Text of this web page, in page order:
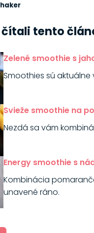
tento
Zelené smoothie s
Smoothies sú
Svieže smoothie na
Nezdá sa vám
Energy smoothie s
Kombinácia
unavené ráno.